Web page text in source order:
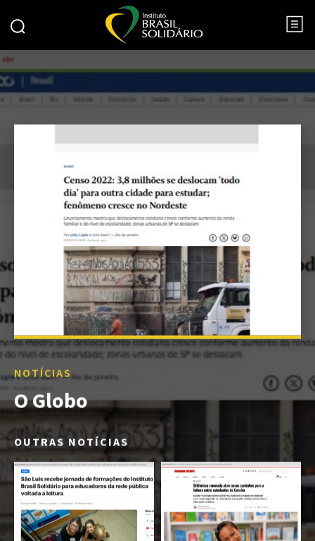
NOTÍCIAS
O Globo
OUTRAS NOTÍCIAS